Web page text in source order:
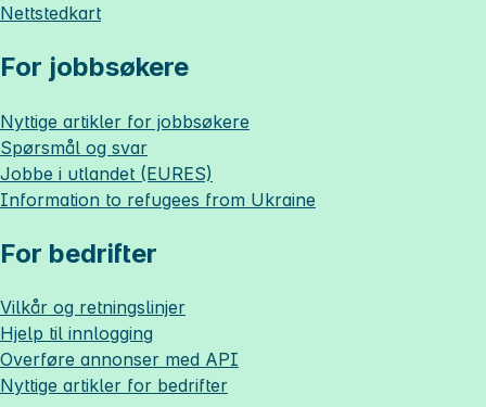
Nettstedkart
For jobbsøkere
Nyttige artikler for jobbsøkere
Spørsmål og svar
Jobbe i utlandet (EURES)
Information to refugees from Ukraine
For bedrifter
Vilkår og retningslinjer
Hjelp til innlogging
Overføre annonser med API
Nyttige artikler for bedrifter